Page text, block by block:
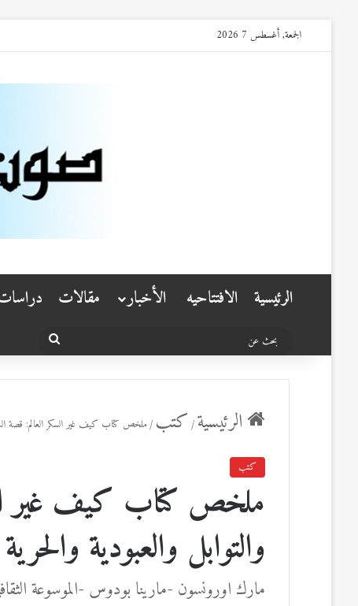
الجمعة, أغسطس 7 2026
الرئيسية الافتتاحيه الأخبار مقالات
بحث
الرئيسية/ كتب /ملخص كتاب كيف غير السكر العالم: قصة
كتب
ملخص كتاب كيف غير
والتوابل والعبودية
مارك اورونسون -مارينا بودوس -الموسوعة